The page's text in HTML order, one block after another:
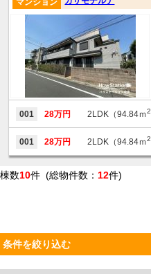
マンション
001 28万円 2LDK（94.84ｍ2
001 28万円 2LDK（94.84ｍ2
棟数10件 (総物件数： 12件)
条件を絞り込む